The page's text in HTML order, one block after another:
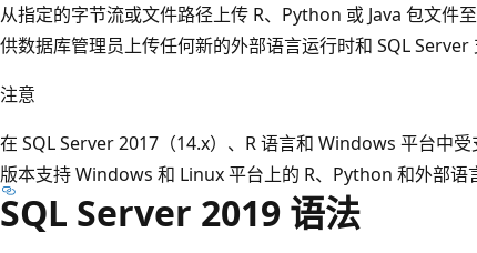
从指定的字节流或文件路径上传 R、Python 或 Java 包文件
供数据库管理员上传任何新的外部语言运行时和 SQL Server
注意
在 SQL Server 2017（14.x）、R 语言和 Windows 平台中
版本支持 Windows 和 Linux 平台上的 R、Python 和外部语
SQL Server 2019 语法